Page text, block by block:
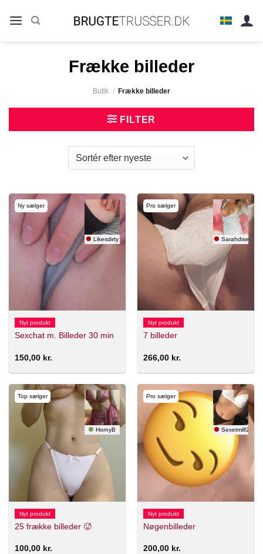
Frække billeder
Butik / Frække billeder
FILTER
Ny sælger
Likesdirty
Nyt produkt
Sexchat m. Billeder 30 min
150,00 kr.
Pro sælger
Sarahdise
Nyt produkt
7 billeder
266,00 kr.
Top sælger
HornyB
Nyt produkt
25 frække billeder 🥵
100,00 kr.
Pro sælger
Sexetmilf26
Nyt produkt
Nøgenbilleder
200,00 kr.